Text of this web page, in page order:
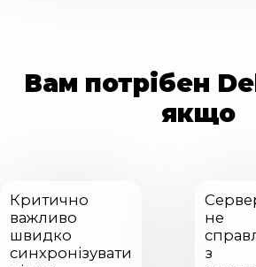
Вам потрібен
якщо
Критично
важливо
швидко
синхронізувати
не
з